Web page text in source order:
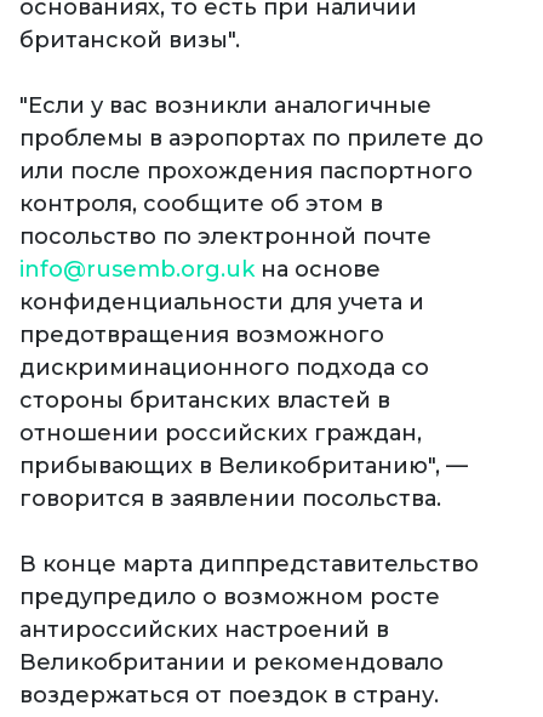
основаниях, то есть при наличии
британской визы".
"Если у вас возникли аналогичные
проблемы в аэропортах по прилете до
или после прохождения паспортного
контроля, сообщите об этом в
посольство по электронной почте
info@rusemb.org.ukна основе
конфиденциальности для учета и
предотвращения возможного
дискриминационного подхода со
стороны британских властей в
отношении российских граждан,
прибывающих в Великобританию", —
говорится в заявлении посольства.
В конце марта диппредставительство
предупредило о возможном росте
антироссийских настроений в
Великобритании и рекомендовало
воздержаться от поездок в страну.